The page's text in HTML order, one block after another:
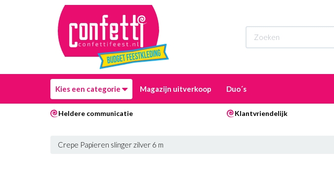
Kies een categorie Magazijn uitverkoop Duo´s
Heldere communicatie Klantvriendelijk
Crepe Papieren slinger zilver 6 m